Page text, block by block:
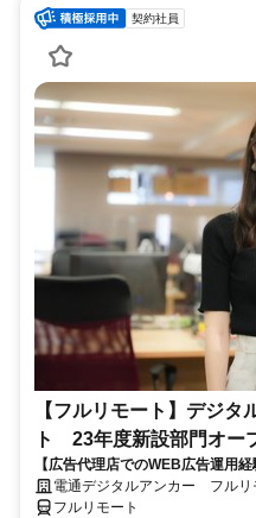
契約社員
【フルリモート】デジ
ト 23年度新設部門オー
【広告代理店でのWEB広告運用
G／全国×完全在宅／年休126日・
電通デジタルアンカー フルリ
フルリモート